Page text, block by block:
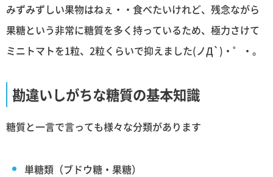
みずみずしい果物はねぇ・・食べたいけれど、残念ながら
果糖という非常に糖質を多く持っているため、極力さけて
ミニトマトを1粒、2粒くらいで抑えました(ノД`)・゜・。
勘違いしがちな糖質の基本知識
糖質と一言で言っても様々な分類があります
単糖類（ブドウ糖・果糖）